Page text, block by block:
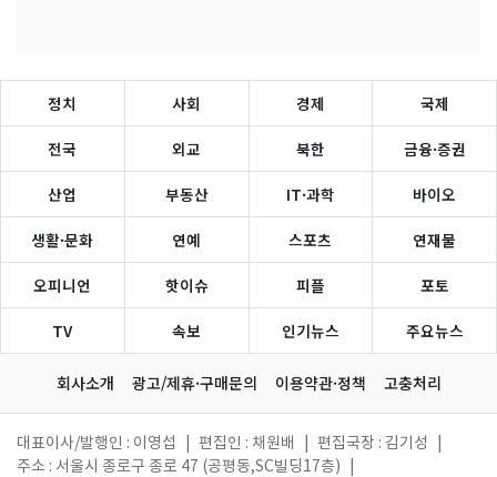
정치 사회 경제 국제
전국 외교 북한 금융·증권
산업 부동산 IT·과학 바이오
생활·문화 연예 스포츠 연재물
오피니언 핫이슈 피플 포토
TV 속보 인기뉴스 주요뉴스
회사소개 광고/제휴·구매문의 이용약관·정책 고충처리
대표이사/발행인 : 이영섭 편집인 : 채원배 편집국장 : 김기성
주소 : 서울시 종로구 종로 47 (공평동,SC빌딩17층)